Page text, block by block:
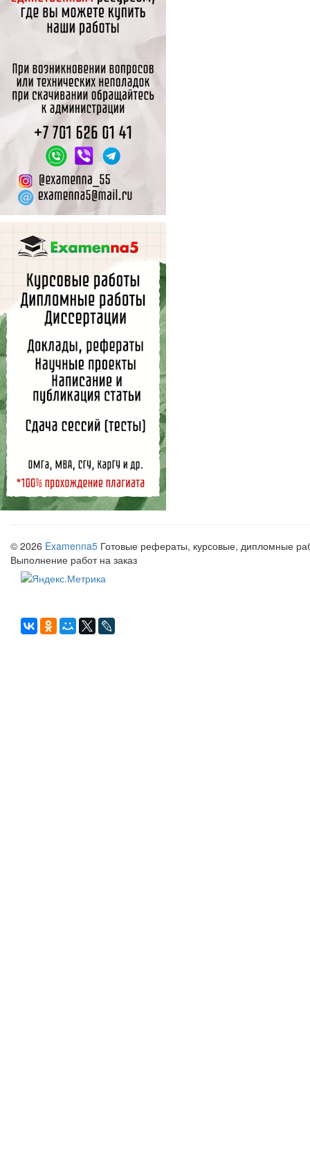
© 2026 Examenna5 Готовые рефераты, курсовые, дипломные
Выполнение работ на заказ